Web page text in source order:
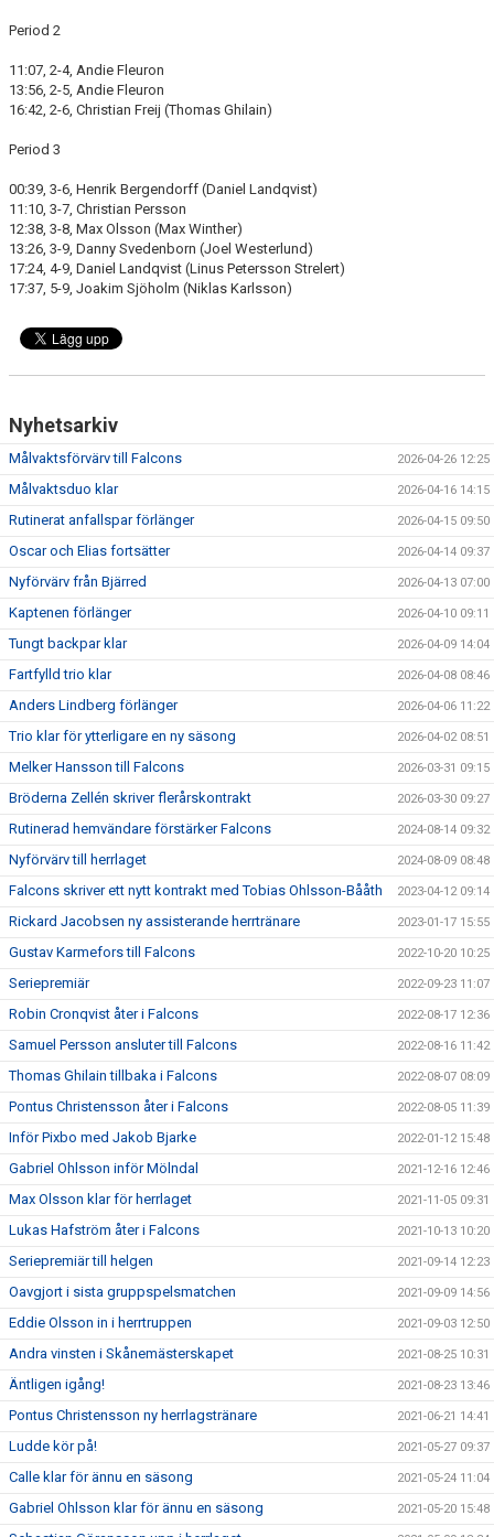
Period 2
11:07, 2-4, Andie Fleuron
13:56, 2-5, Andie Fleuron
16:42, 2-6, Christian Freij (Thomas Ghilain)
Period 3
00:39, 3-6, Henrik Bergendorff (Daniel Landqvist)
11:10, 3-7, Christian Persson
12:38, 3-8, Max Olsson (Max Winther)
13:26, 3-9, Danny Svedenborn (Joel Westerlund)
17:24, 4-9, Daniel Landqvist (Linus Petersson Strelert)
17:37, 5-9, Joakim Sjöholm (Niklas Karlsson)
Nyhetsarkiv
Målvaktsförvärv till Falcons 2026-04-26 12:25
Målvaktsduo klar 2026-04-16 14:15
Rutinerat anfallspar förlänger 2026-04-15 09:50
Oscar och Elias fortsätter 2026-04-14 09:37
Nyförvärv från Bjärred 2026-04-13 07:00
Kaptenen förlänger 2026-04-10 09:11
Tungt backpar klar 2026-04-09 14:04
Fartfylld trio klar 2026-04-08 08:46
Anders Lindberg förlänger 2026-04-06 11:22
Trio klar för ytterligare en ny säsong 2026-04-02 08:51
Melker Hansson till Falcons 2026-03-31 09:15
Bröderna Zellén skriver flerårskontrakt 2026-03-30 09:27
Rutinerad hemvändare förstärker Falcons 2024-08-14 09:32
Nyförvärv till herrlaget 2024-08-09 08:48
Falcons skriver ett nytt kontrakt med Tobias Ohlsson-Bååth 2023-04-12 09:14
Rickard Jacobsen ny assisterande herrtränare 2023-01-17 15:55
Gustav Karmefors till Falcons 2022-10-20 10:25
Seriepremiär 2022-09-23 11:07
Robin Cronqvist åter i Falcons 2022-08-17 12:36
Samuel Persson ansluter till Falcons 2022-08-16 11:42
Thomas Ghilain tillbaka i Falcons 2022-08-07 08:09
Pontus Christensson åter i Falcons 2022-08-05 11:39
Inför Pixbo med Jakob Bjarke 2022-01-12 15:48
Gabriel Ohlsson inför Mölndal 2021-12-16 12:46
Max Olsson klar för herrlaget 2021-11-05 09:31
Lukas Hafström åter i Falcons 2021-10-13 10:20
Seriepremiär till helgen 2021-09-14 12:23
Oavgjort i sista gruppspelsmatchen 2021-09-09 14:56
Eddie Olsson in i herrtruppen 2021-09-03 12:50
Andra vinsten i Skånemästerskapet 2021-08-25 10:31
Äntligen igång! 2021-08-23 13:46
Pontus Christensson ny herrlagstränare 2021-06-21 14:41
Ludde kör på! 2021-05-27 09:37
Calle klar för ännu en säsong 2021-05-24 11:04
Gabriel Ohlsson klar för ännu en säsong 2021-05-20 15:48